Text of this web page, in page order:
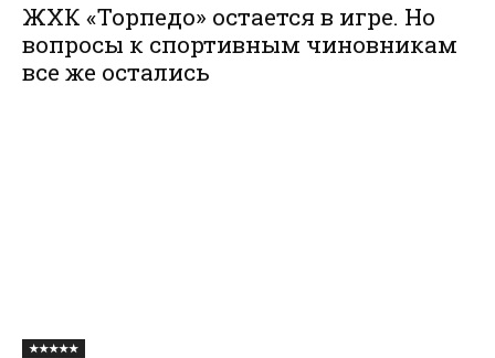
ЖХК «Торпедо» остается в игре. Но
вопросы к спортивным чиновникам
все же остались
★★★★★